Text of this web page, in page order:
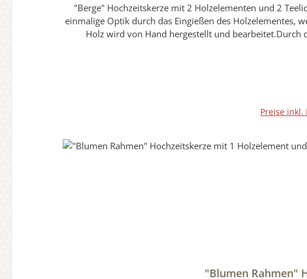
"Berge" Hochzeitskerze mit 2 Holzelementen und 2 Teelichter 20 x 20 cm "selbstgestaltet und Oberfläche versiegelt
einmalige Optik durch das Eingießen des Holzelementes,
Holz wird von Hand hergestellt und bearbeitet.Durch
nicht
Preise inkl.
"Blumen Rahmen"